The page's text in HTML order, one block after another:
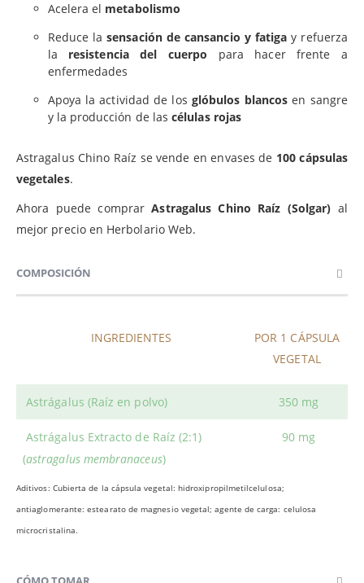
Acelera el metabolismo
Reduce lasensación de cansancio y fatiga y refuerza
la resistencia del cuerpo para hacer frente a
enfermedades
Apoya la actividad de los glóbulos blancos en sangre
y la producción de lascélulas rojas
Astragalus Chino Raíz se vende en envases de 100 cápsulas
vegetales.
Ahora puede comprarAstragalus Chino Raíz (Solgar) al
mejor precio en Herbolario Web.
COMPOSICIÓN
INGREDIENTES
POR 1 CÁPSULA
VEGETAL
Astrágalus (Raíz en polvo) 350 mg
Astrágalus Extracto de Raíz (2:1)
(astragalus membranaceus)
90 mg
Aditivos: Cubierta de la cápsula vegetal: hidroxipropilmetilcelulosa;
antiaglomerante: estearato de magnesio vegetal; agente de carga: celulosa
microcristalina.